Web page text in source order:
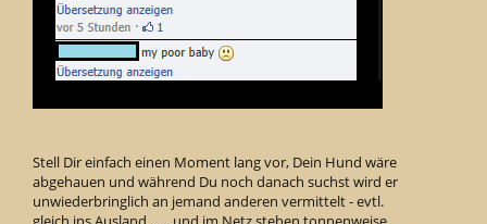
Stell Dir einfach einen Moment lang vor, Dein Hund wäre
abgehauen und während Du noch danach suchst wird er
unwiederbringlich an jemand anderen vermittelt - evtl.